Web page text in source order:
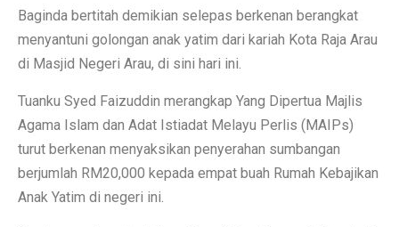
Baginda bertitah demikian selepas berkenan berangkat
menyantuni golongan anak yatim dari kariah Kota Raja Arau
di Masjid Negeri Arau, di sini hari ini.
Tuanku Syed Faizuddin merangkap Yang Dipertua Majlis
Agama Islam dan Adat Istiadat Melayu Perlis (MAIPs)
turut berkenan menyaksikan penyerahan sumbangan
berjumlah RM20,000 kepada empat buah Rumah Kebajikan
Anak Yatim di negeri ini.